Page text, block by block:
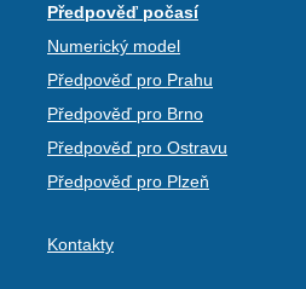
Předpověď počasí
Numerický model
Předpověď pro Prahu
Předpověď pro Brno
Předpověď pro Ostravu
Předpověď pro Plzeň
Kontakty